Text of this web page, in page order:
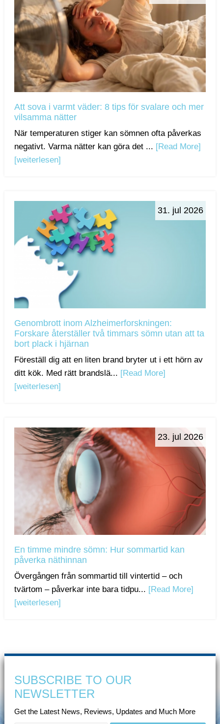
Att sova i varmt väder: 8 tips för svalare och mer
vilsamma nätter
När temperaturen stiger kan sömnen ofta påverkas
negativt. Varma nätter kan göra det ... [Read More]
[weiterlesen]
31. jul 2026
Genombrott inom Alzheimerforskningen:
Forskare återställer två timmars sömn utan att ta
bort plack i hjärnan
Föreställ dig att en liten brand bryter ut i ett hörn av
ditt kök. Med rätt brandslä... [Read More]
[weiterlesen]
23. jul 2026
En timme mindre sömn: Hur sommartid kan
påverka näthinnan
Övergången från sommartid till vintertid – och
tvärtom – påverkar inte bara tidpu... [Read More]
[weiterlesen]
SUBSCRIBE TO OUR
NEWSLETTER
Get the Latest News, Reviews, Updates and Much More